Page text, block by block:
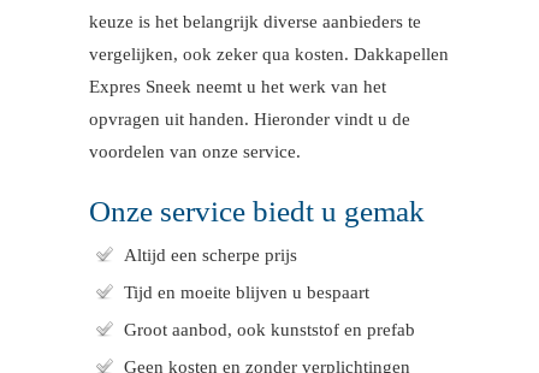
keuze is het belangrijk diverse aanbieders te
vergelijken, ook zeker qua kosten. Dakkapellen
Expres Sneek neemt u het werk van het
opvragen uit handen. Hieronder vindt u de
voordelen van onze service.
Onze service biedt u gemak
Altijd een scherpe prijs
Tijd en moeite blijven u bespaart
Groot aanbod, ook kunststof en prefab
Geen kosten en zonder verplichtingen